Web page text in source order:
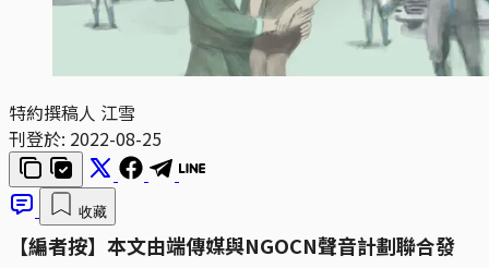
特約撰稿人 江雪
刊登於: 2022-08-25
收藏
【編者按】本文由端傳媒與NGOCN聲音計劃聯合發